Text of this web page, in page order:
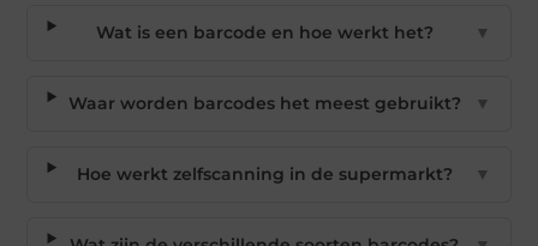
Wat is een barcode en hoe werkt het? ▼
Waar worden barcodes het meest gebruikt? ▼
Hoe werkt zelfscanning in de supermarkt? ▼